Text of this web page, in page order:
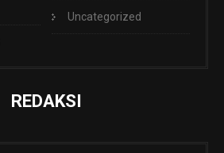
Uncategorized
REDAKSI